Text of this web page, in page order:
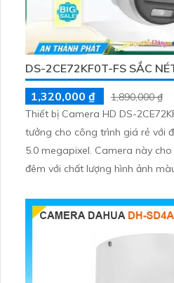
DS-2CE72KF0T-FS SẮC
1,320,000 ₫
1,890,000 ₫
Thiết bị Camera HD DS-
tưởng cho công trình giá rẻ với
5.0 megapixel. Camera này cho phép quan sát ban
đêm với chất lượng hình ảnh
động hiệu quả 24/7